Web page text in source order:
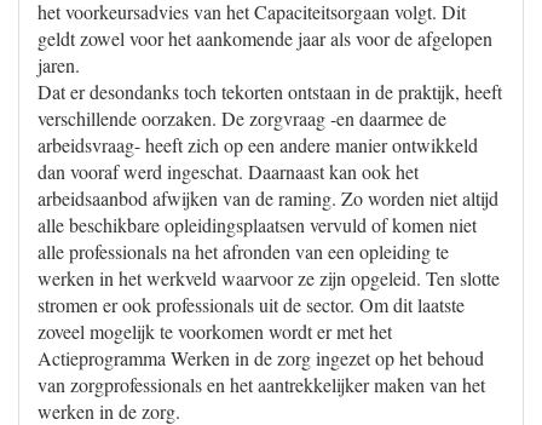
het voorkeursadvies van het Capaciteitsorgaan volgt. Dit
geldt zowel voor het aankomende jaar als voor de afgelopen
jaren.
Dat er desondanks toch tekorten ontstaan in de praktijk, heeft
verschillende oorzaken. De zorgvraag -en daarmee de
arbeidsvraag- heeft zich op een andere manier ontwikkeld
dan vooraf werd ingeschat. Daarnaast kan ook het
arbeidsaanbod afwijken van de raming. Zo worden niet altijd
alle beschikbare opleidingsplaatsen vervuld of komen niet
alle professionals na het afronden van een opleiding te
werken in het werkveld waarvoor ze zijn opgeleid. Ten slotte
stromen er ook professionals uit de sector. Om dit laatste
zoveel mogelijk te voorkomen wordt er met het
Actieprogramma Werken in de zorg ingezet op het behoud
van zorgprofessionals en het aantrekkelijker maken van het
werken in de zorg.